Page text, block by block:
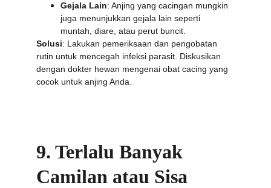
Gejala Lain: Anjing yang cacingan mungkin
juga menunjukkan gejala lain seperti
muntah, diare, atau perut buncit.
Solusi: Lakukan pemeriksaan dan pengobatan
rutin untuk mencegah infeksi parasit. Diskusikan
dengan dokter hewan mengenai obat cacing yang
cocok untuk anjing Anda.
9. Terlalu Banyak
Camilan atau Sisa